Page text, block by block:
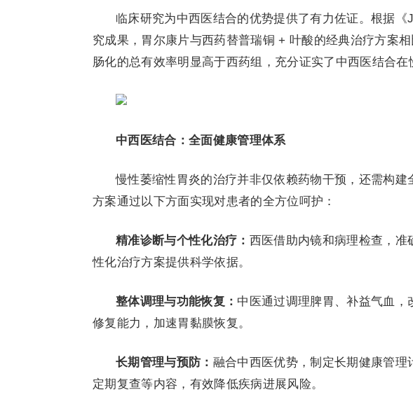
临床研究为中西医结合的优势提供了有力佐证。根据
究成果，胃尔康片与西药替普瑞铜 + 叶酸的经典治疗方案
肠化的总有效率明显高于西药组，充分证实了中西医结合在
中西医结合：全面健康管理体系
慢性萎缩性胃炎的治疗并非仅依赖药物干预，还需构
方案通过以下方面实现对患者的全方位呵护：
精准诊断与个性化治疗： 西医借助内镜和病理检查，准
性化治疗方案提供科学依据。
整体调理与功能恢复： 中医通过调理脾胃、补益气血
修复能力，加速胃黏膜恢复。
长期管理与预防： 融合中西医优势，制定长期健康管理
定期复查等内容，有效降低疾病进展风险。